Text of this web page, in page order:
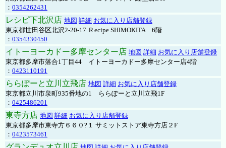
： 0354262431
レシピ下北沢店 地図 詳細 お気に入り店舗登録
東京都世田谷区北沢2-20-17 Ｒecipe SHIMOKITA 6階
： 0354330450
イトーヨーカドー多摩センター店 地図 詳細 お気に入り店舗登録
東京都多摩市落合1丁目44 イトーヨーカドー多摩センター店4階
： 0423110191
ららぽーと立川立飛店 地図 詳細 お気に入り店舗登録
東京都立川市泉町935番地の1 ららぽーと立川立飛1F
： 0425486201
東寺方店 地図 詳細 お気に入り店舗登録
東京都多摩市東寺方６６０?１ サミットストア東寺方店２F
： 0423573461